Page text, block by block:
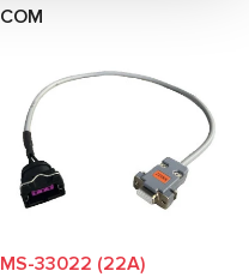
COM
MS-33022 (22A)